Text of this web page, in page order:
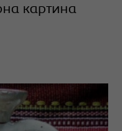
картина